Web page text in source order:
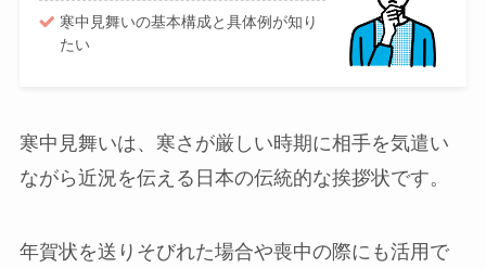
寒中見舞いの基本構成と具体例が知り
たい
寒中見舞いは、寒さが厳しい時期に相手を気遣い
ながら近況を伝える日本の伝統的な挨拶状です。
年賀状を送りそびれた場合や喪中の際にも活用で